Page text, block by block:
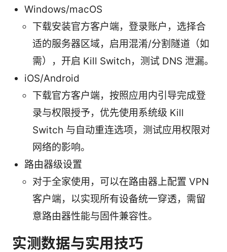
Windows/macOS
下载安装官方客户端，登录账户，选择合
适的服务器区域，启用混淆/分割隧道（如
需），开启 Kill Switch，测试 DNS 泄漏。
iOS/Android
下载官方客户端，按照应用内引导完成登
录与权限授予，优先使用系统级 Kill
Switch 与自动重连选项，测试应用权限对
网络的影响。
路由器级设置
对于全家使用，可以在路由器上配置 VPN
客户端，以实现所有设备统一穿透，需留
意路由器性能与固件兼容性。
实测数据与实用技巧